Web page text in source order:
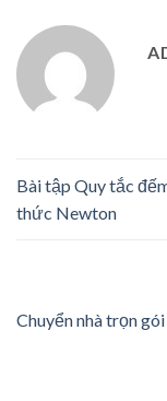
Bài tập Quy tắc
thức Newton
Chuyển nhà trọn